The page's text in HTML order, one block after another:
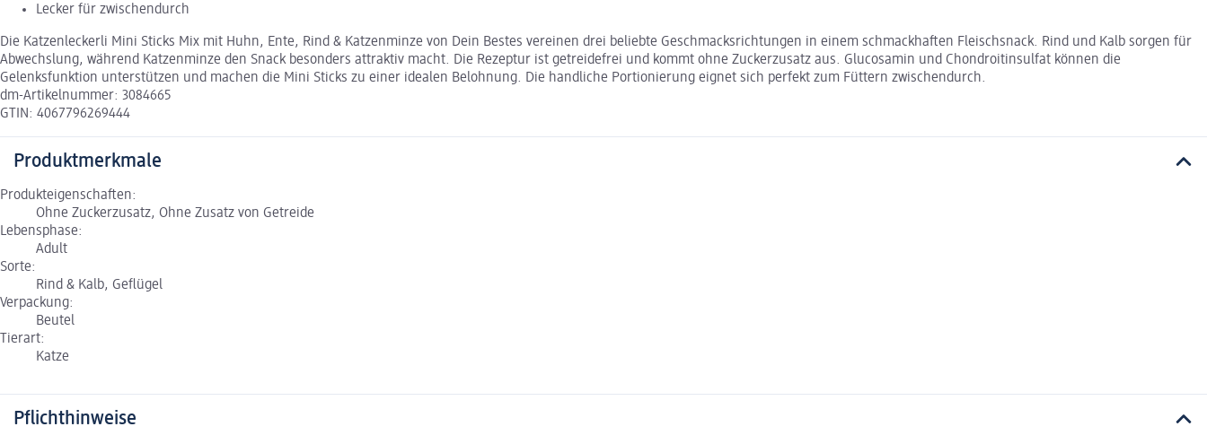
Lecker für zwischendurch
Die Katzenleckerli Mini Sticks Mix mit Huhn, Ente, Rind & Katzenminze von Dein Bestes vereinen drei beliebte Geschmacksrichtungen in einem schmackhaften Fleischsnack. Rind und Kalb sorgen für
Abwechslung, während Katzenminze den Snack besonders attraktiv macht. Die Rezeptur ist getreidefrei und kommt ohne Zuckerzusatz aus. Glucosamin und Chondroitinsulfat können die
Gelenksfunktion unterstützen und machen die Mini Sticks zu einer idealen Belohnung. Die handliche Portionierung eignet sich perfekt zum Füttern zwischendurch.
dm-Artikelnummer: 3084665
GTIN: 4067796269444
Produktmerkmale
Produkteigenschaften:
Ohne Zuckerzusatz, Ohne Zusatz von Getreide
Lebensphase:
Adult
Sorte:
Rind & Kalb, Geflügel
Verpackung:
Beutel
Tierart:
Katze
Pflichthinweise